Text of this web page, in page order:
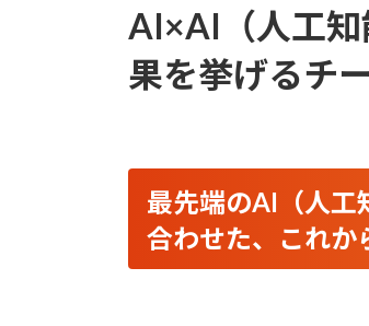
AI×AI（人工
果を挙げるチ
最先端のAI（人工
合わせた、これか